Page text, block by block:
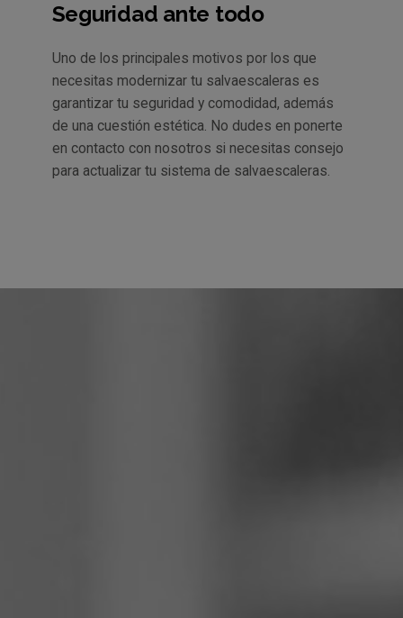
Seguridad ante todo
Uno de los principales motivos por los que
necesitas modernizar tu salvaescaleras es
garantizar tu seguridad y comodidad, además
de una cuestión estética. No dudes en ponerte
en contacto con nosotros si necesitas consejo
para actualizar tu sistema de salvaescaleras.